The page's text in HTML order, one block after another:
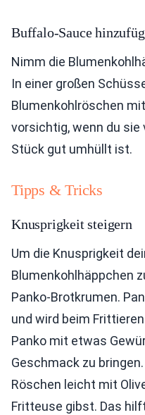
Buffalo-Sauce
Nimm die
In einer großen
Blumenkohlröschen
vorsichtig, wenn du
Stück gut umhüllt ist.
Tipps & Tricks
Knusprigkeit steigern
Um die Knusprigkeit
Blumenkohlhäppchen
Panko-Brotkrumen.
und wird beim
Panko mit etwas
Geschmack zu
Röschen leicht mit
Fritteuse gibst. Das